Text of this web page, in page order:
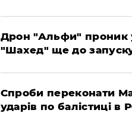
​Дрон "Альфи" проник
"Шахед" ще до
​Спроби переконати
ударів по балістиці